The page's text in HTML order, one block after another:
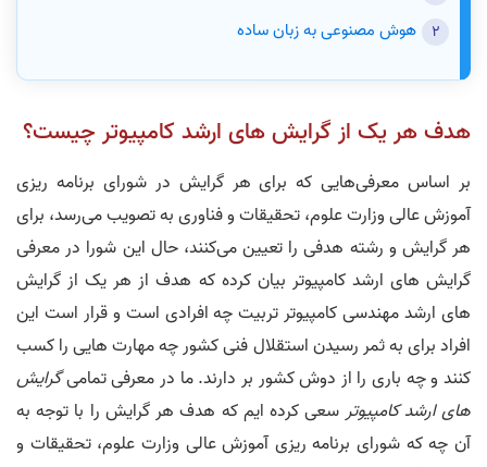
هوش مصنوعی به زبان ساده
هدف هر یک از گرایش های ارشد کامپیوتر چیست؟
بر اساس معرفی‌هایی که برای هر گرایش در شورای برنامه ریزی
آموزش عالی وزارت علوم، تحقیقات و فناوری به تصویب می‌رسد، برای
هر گرایش و رشته هدفی را تعیین می‌کنند، حال این شورا در معرفی
گرایش های ارشد کامپیوتر بیان کرده که هدف از هر یک از گرایش
های ارشد مهندسی کامپیوتر تربیت چه افرادی است و قرار است این
افراد برای به ثمر رسیدن استقلال فنی کشور چه مهارت هایی را کسب
کنند و چه باری را از دوش کشور بر دارند. ما در معرفی تمامیگرایش
های ارشد کامپیوتر سعی کرده ایم که هدف هر گرایش را با توجه به
آن چه که شورای برنامه ریزی آموزش عالی وزارت علوم، تحقیقات و